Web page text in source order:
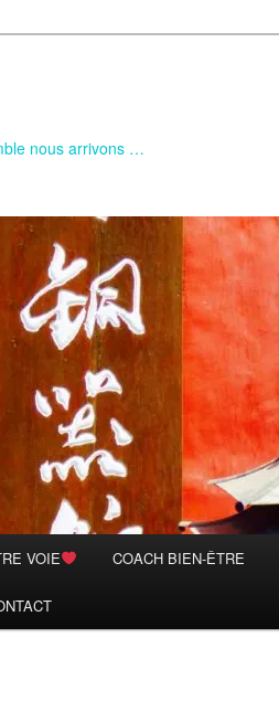
nous arrivons …
VOIE COACH BIEN-ÊTRE